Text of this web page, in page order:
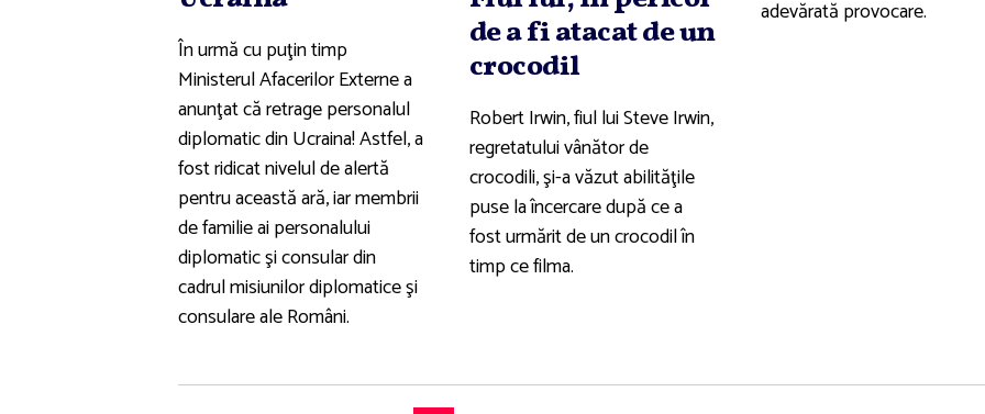
În urmă cu puţin timp
Ministerul Afacerilor Externe a
anunţat că retrage personalul
diplomatic din Ucraina! Astfel, a
fost ridicat nivelul de alertă
pentru această ară, iar membrii
de familie ai personalului
diplomatic şi consular din
cadrul misiunilor diplomatice şi
consulare ale Români.
de a fi atacat de un
crocodil
Robert Irwin, fiul lui Steve Irwin,
regretatului vânător de
crocodili, şi-a văzut abilităţile
puse la încercare după ce a
fost urmărit de un crocodil în
timp ce filma.
adevărată provocare.